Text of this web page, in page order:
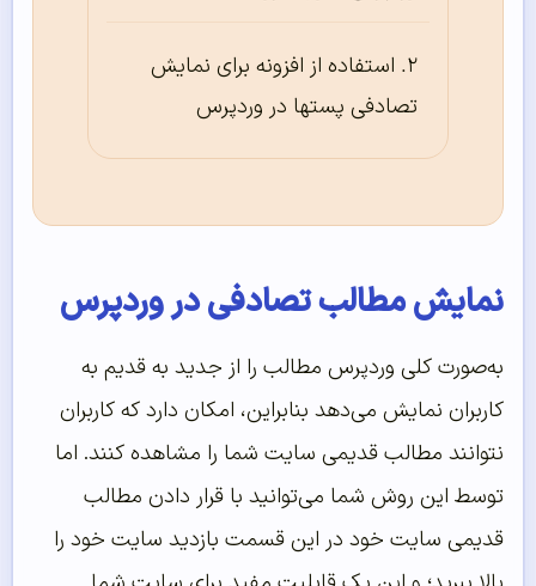
استفاده از افزونه برای نمایش
تصادفی پستها در وردپرس
نمایش مطالب تصادفی در وردپرس
به‌صورت کلی وردپرس مطالب را از جدید به قدیم به
کاربران نمایش می‌دهد بنابراین، امکان دارد که کاربران
نتوانند مطالب قدیمی سایت شما را مشاهده کنند. اما
توسط این روش شما می‌توانید با قرار دادن مطالب
قدیمی سایت خود در این قسمت بازدید سایت خود را